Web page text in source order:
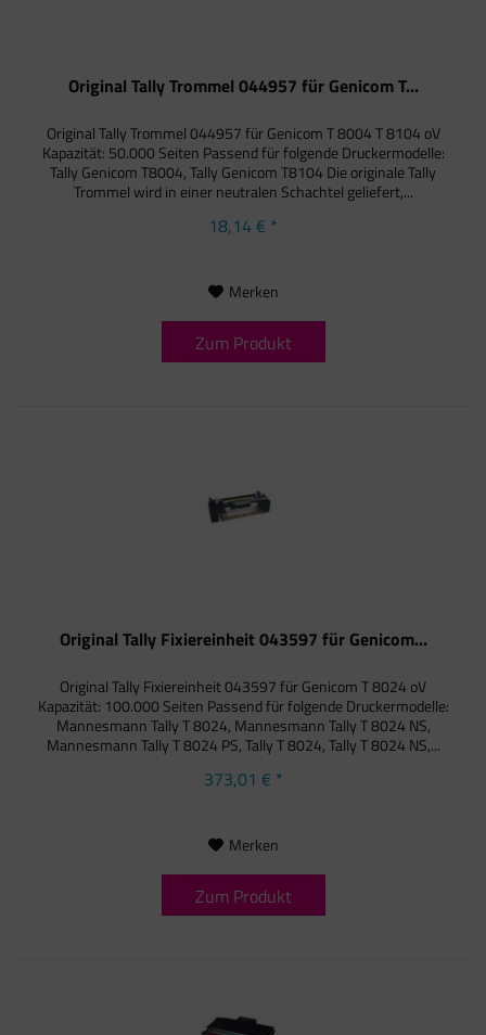
Original Tally Trommel 044957 für Genicom T...
Original Tally Trommel 044957 für Genicom T 8004 T 8104 oV
Kapazität: 50.000 Seiten Passend für folgende Druckermodelle:
Tally Genicom T8004, Tally Genicom T8104 Die originale Tally
Trommel wird in einer neutralen Schachtel geliefert,...
18,14 € *
Merken
Zum Produkt
Original Tally Fixiereinheit 043597 für Genicom...
Original Tally Fixiereinheit 043597 für Genicom T 8024 oV
Kapazität: 100.000 Seiten Passend für folgende Druckermodelle:
Mannesmann Tally T 8024, Mannesmann Tally T 8024 NS,
Mannesmann Tally T 8024 PS, Tally T 8024, Tally T 8024 NS,...
373,01 € *
Merken
Zum Produkt